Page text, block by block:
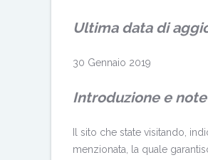
Ultima data di
30 Gennaio 2019
Introduzione e
Il sito che state visitando,
menzionata, la quale